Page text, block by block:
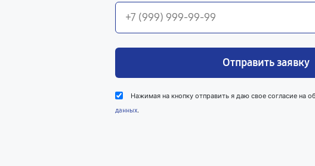
Отправить заявку
Нажимая на кнопку отправить я даю свое согласие на
данных.